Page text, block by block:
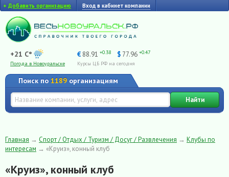
+ Добавить организацию Вход в кабинет компании
+21 C°
Погода в Новоуральске
€ 88.91 +0.38 $ 77.96 +0.47
Курсы ЦБ РФ на сегодня
Поиск по 1189 организациям
Найти
Главная → Спорт / Отдых / Туризм / Досуг / Развлечения → Клубы по
интересам → «Круиз», конный клуб
«Круиз», конный клуб